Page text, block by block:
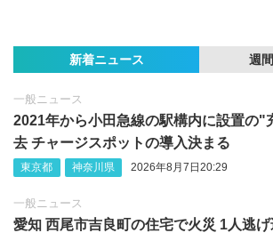
新着ニュース 週
一般ニュース
2021年から小田急線の駅構内に設置の"
去 チャージスポットの導入決まる
東京都 神奈川県 2026年8月7日20:29
一般ニュース
愛知 西尾市吉良町の住宅で火災 1人逃